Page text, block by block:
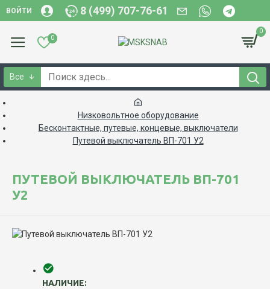
ВОЙТИ 8 (499) 707-76-61
0
0
Все
Низковольтное оборудование
Бесконтактные, путевые, концевые, выключатели
Путевой выключатель ВП-701 У2
ПУТЕВОЙ ВЫКЛЮЧАТЕЛЬ ВП-701
У2
НАЛИЧИЕ: